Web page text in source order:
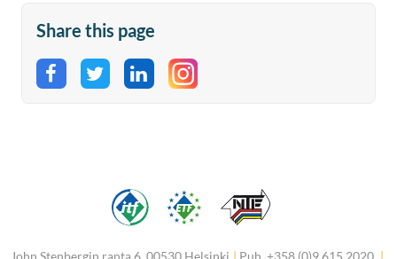
Share this page
Share on Facebook
Share on Twitter
Share on LinkedIn
John Stenbergin ranta 6, 00530 Helsinki | Puh. +358 (0)9 615 2020 |